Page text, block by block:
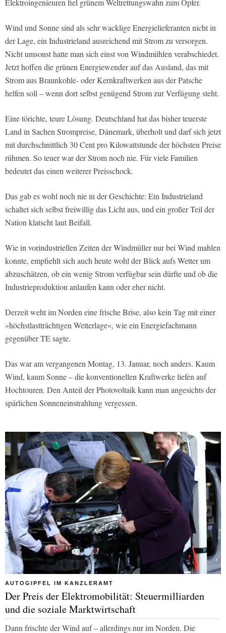
Elektroingenieuren fiel grünem Weltrettungswahn zum Opfer.
Wind und Sonne sind als sehr wacklige Energielieferanten nicht in
der Lage, ein Industrieland ausreichend mit Strom zu versorgen.
Nicht umsonst hatte man sich einst von Windmühlen verabschiedet.
Jetzt hoffen die grünen Energiewender auf das Ausland, das mit
Strom aus Braunkohle- oder Kernkraftwerken aus der Patsche
helfen soll – wenn dort selbst genügend Strom zur Verfügung steht.
Eine törichte, teure Lösung. Deutschland hat das bisher teuerste
Land in Sachen Strompreise, Dänemark, überholt und darf sich jetzt
mit durchschnittlich 30 Cent pro Kilowattstunde der höchsten Preise
rühmen. So teuer war der Strom noch nie. Für viele Familien
bedeutet das einen weiterer Preisschock.
Das gab es wohl noch nie in der Geschichte: Ein Industrieland
schaltet sich selbst freiwillig das Licht aus, und ein großer Teil der
Nation klatscht laut Beifall.
Wie in vorindustriellen Zeiten der Windmüller nur bei Wind mahlen
konnte, empfiehlt sich auch heute wohl der Blick aufs Wetter um
abzuschätzen, ob ein wenig Strom verfügbar sein dürfte und ob die
Industrieproduktion anlaufen kann oder eher nicht.
Derzeit weht im Norden eine frische Brise, also kein Tag mit einer
»höchstlastträchtigen Wetterlage«, wie ein Energiefachmann
gegenüber TE sagte.
Das war am vergangenen Montag, 13. Januar, noch anders. Kaum
Wind, kaum Sonne – die konventionellen Kraftwerke liefen auf
Hochtouren. Den Anteil der Photovoltaik kann man angesichts der
spärlichen Sonneneinstrahlung vergessen.
AUTOGIPFEL IM KANZLERAMT
Der Preis der Elektromobilität: Steuermilliarden
und die soziale Marktwirtschaft
Dann frischte der Wind auf – allerdings nur im Norden. Die